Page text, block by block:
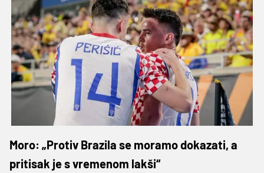
Moro: „Protiv Brazila se moramo dokazati, a
pritisak je s vremenom lakši“